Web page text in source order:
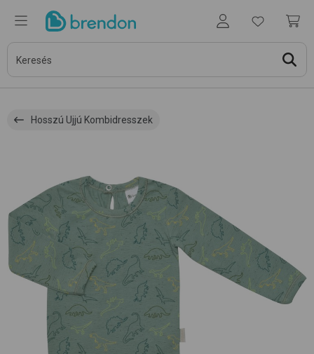
Hosszú Ujjú Kombidresszek